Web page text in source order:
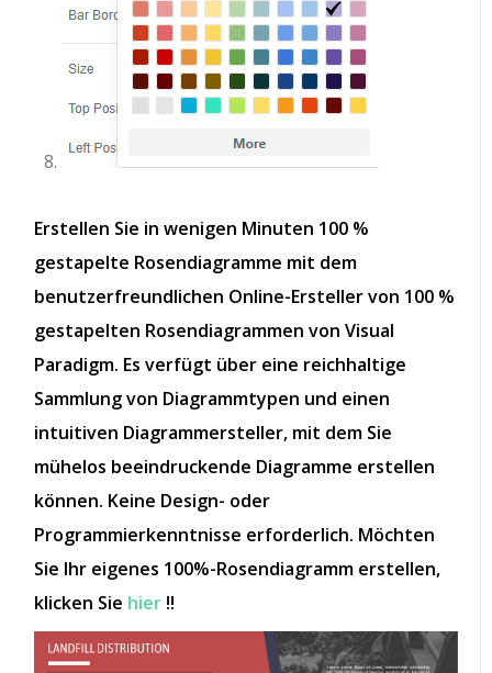
Erstellen Sie in wenigen Minuten 100 %
gestapelte Rosendiagramme mit dem
benutzerfreundlichen Online-Ersteller von 100 %
gestapelten Rosendiagrammen von Visual
Paradigm. Es verfügt über eine reichhaltige
Sammlung von Diagrammtypen und einen
intuitiven Diagrammersteller, mit dem Sie
mühelos beeindruckende Diagramme erstellen
können. Keine Design- oder
Programmierkenntnisse erforderlich. Möchten
Sie Ihr eigenes 100%-Rosendiagramm erstellen,
klicken Sie hier !!